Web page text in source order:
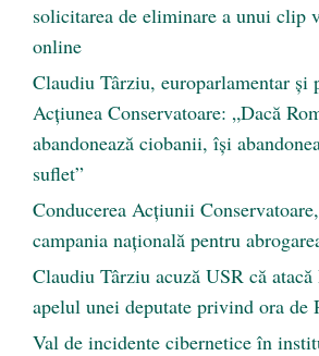
solicitarea de eliminare a unui clip
online
Claudiu Târziu, europarlamentar și
Acțiunea Conservatoare: „Dacă
abandonează ciobanii, își
suflet”
Conducerea Acțiunii
campania națională pentru
Claudiu Târziu acuză USR că
apelul unei deputate privind ora de
Val de incidente cibernetice în